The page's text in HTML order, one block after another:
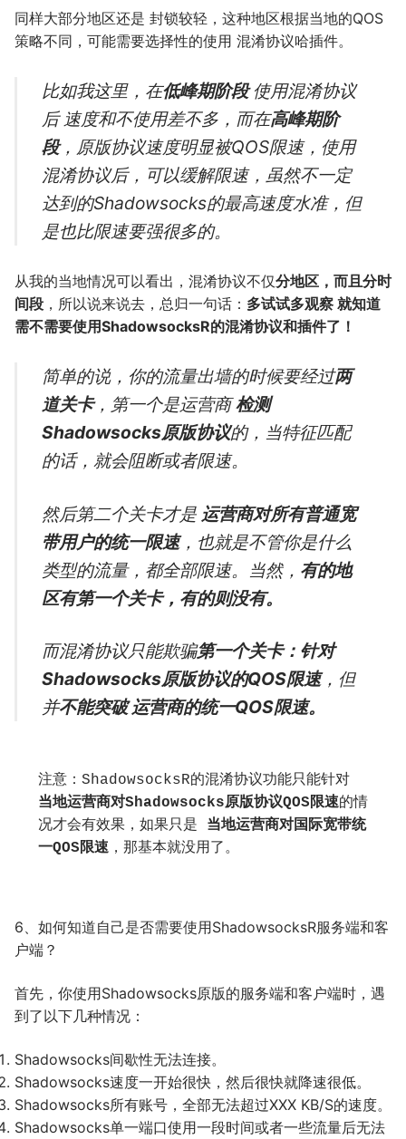
同样大部分地区还是 封锁较轻，这种地区根据当地的QOS
策略不同，可能需要选择性的使用 混淆协议哈插件。
比如我这里，在低峰期阶段使用混淆协议
后 速度和不使用差不多，而在高峰期阶
段，原版协议速度明显被QOS限速，使用
混淆协议后，可以缓解限速，虽然不一定
达到的Shadowsocks的最高速度水准，但
是也比限速要强很多的。
从我的当地情况可以看出，混淆协议不仅分地区，而且分时
间段 ，所以说来说去，总归一句话： 多试试多观察 就知道
需不需要使用ShadowsocksR的混淆协议和插件了！
简单的说，你的流量出墙的时候要经过两
道关卡，第一个是运营商检测
Shadowsocks原版协议的，当特征匹配
的话，就会阻断或者限速。
然后第二个关卡才是 运营商对所有普通宽
带用户的统一限速，也就是不管你是什么
类型的流量，都全部限速。当然， 有的地
区有第一个关卡，有的则没有。
而混淆协议只能欺骗第一个关卡：针对
Shadowsocks原版协议的QOS限速，但
并不能突破 运营商的统一QOS限速。
注意：ShadowsocksR的混淆协议功能只能针对
当地运营商对Shadowsocks原版协议QOS限速的情
况才会有效果，如果只是 当地运营商对国际宽带统
一QOS限速，那基本就没用了。
6、如何知道自己是否需要使用ShadowsocksR服务端和客
户端？
首先，你使用Shadowsocks原版的服务端和客户端时，遇
到了以下几种情况：
Shadowsocks间歇性无法连接。
Shadowsocks速度一开始很快，然后很快就降速很低。
Shadowsocks所有账号，全部无法超过XXX KB/S的速度。
Shadowsocks单一端口使用一段时间或者一些流量后无法